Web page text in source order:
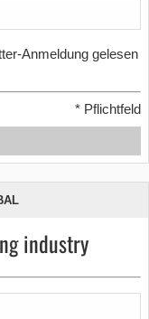
Anmeldung gelesen
* Pflichtfeld
industry